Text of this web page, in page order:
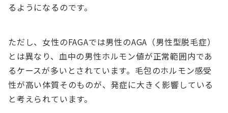
るようになるのです。
ただし、女性のFAGAでは男性のAGA（男性型脱毛症）
とは異なり、血中の男性ホルモン値が正常範囲内であ
るケースが多いとされています。毛包のホルモン感受
性が高い体質そのものが、発症に大きく影響している
と考えられています。